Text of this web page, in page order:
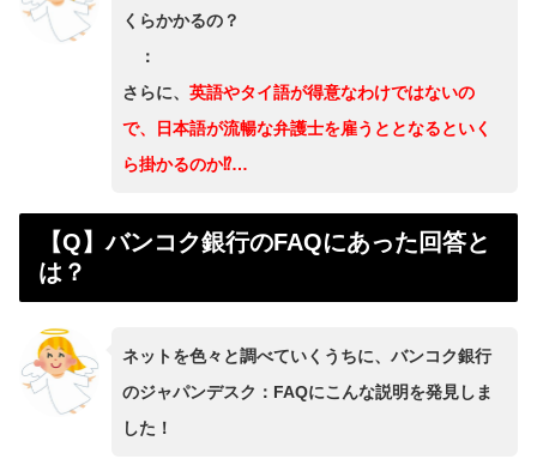
くらかかるの？
：
さらに、 英語やタイ語が得意なわけではないの
で、日本語が流暢な弁護士を雇うととなるといく
ら掛かるのか⁉️…
【Q】バンコク銀行のFAQにあった回答と
は？
ネットを色々と調べていくうちに、バンコク銀行
のジャパンデスク：FAQにこんな説明を発見しま
した！